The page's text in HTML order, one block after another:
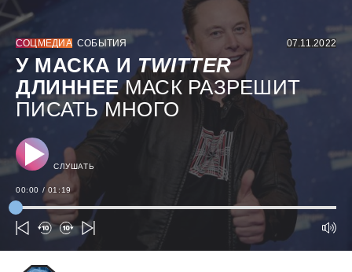
СОЦМЕДИА СОБЫТИЯ 07.11.2022
У МАСКА ИTWITTER
ДЛИННЕЕМАСК РАЗРЕШИТ
ПИСАТЬ МНОГО
СЛУШАТЬ
00:00 / 01:19